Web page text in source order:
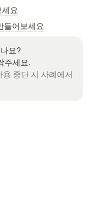
요
들어보세요
중단 시 사례에서